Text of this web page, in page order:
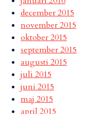
december 2015
november 2015
oktober 2015
september 2015
augusti 2015
juli 2015
juni 2015
maj 2015
april 2015